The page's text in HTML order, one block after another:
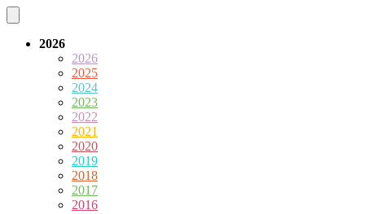
2026
2026
2025
2024
2023
2022
2021
2020
2019
2018
2017
2016